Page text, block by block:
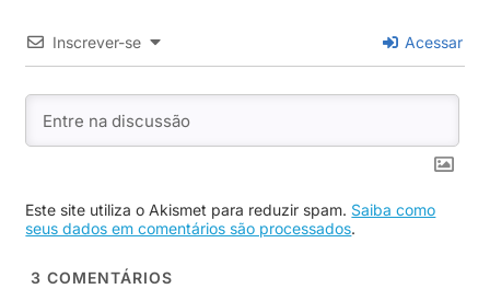
Inscrever-se Acessar
Este site utiliza o Akismet para reduzir spam. Saiba como
seus dados em comentários são processados.
3 COMENTÁRIOS